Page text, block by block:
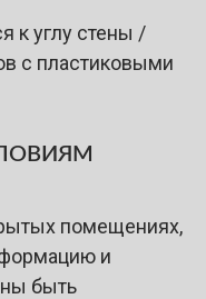
к углу стены /
с пластиковыми
помещениях,
и
быть